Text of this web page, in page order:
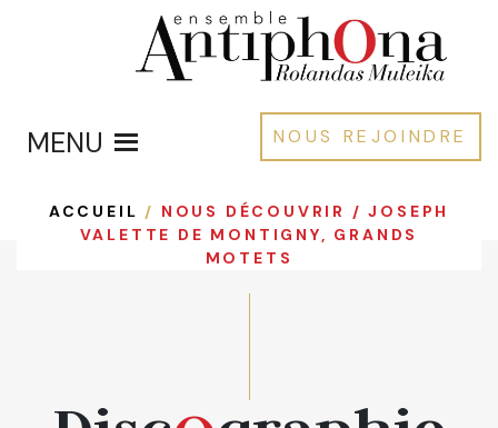
MENU NOUS REJOINDRE
ACCUEIL / NOUS DÉCOUVRIR / JOSEPH
VALETTE DE MONTIGNY, GRANDS
MOTETS